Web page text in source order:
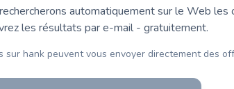
automatiquement sur le Web les
les résultats par e-mail - gratuitement.
sur hank peuvent vous envoyer directement des